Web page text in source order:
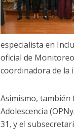
especialista en
oficial de
coordinadora de la
Asimismo,
Adolescencia
31, y el